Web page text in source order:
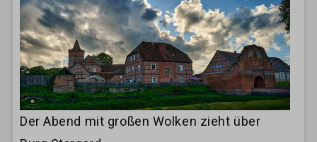
Der Abend mit großen Wolken zieht über